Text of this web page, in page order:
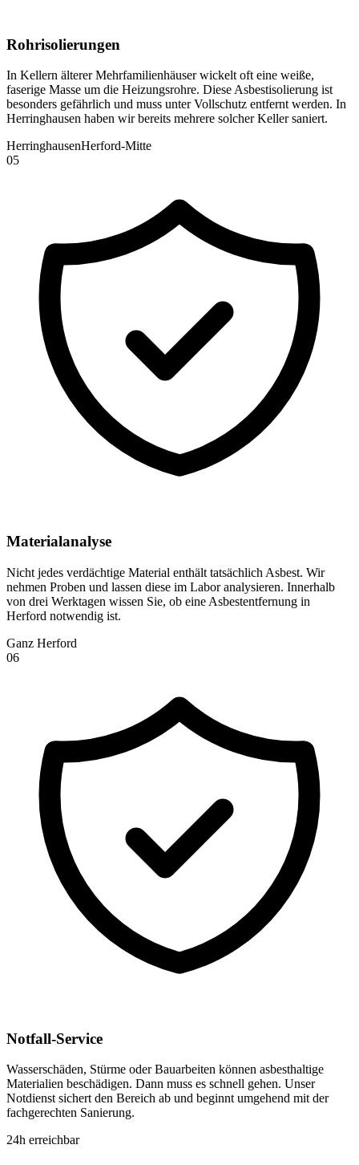
Rohrisolierungen
In Kellern älterer Mehrfamilienhäuser wickelt oft eine weiße,
faserige Masse um die Heizungsrohre. Diese Asbestisolierung ist
besonders gefährlich und muss unter Vollschutz entfernt werden. In
Herringhausen haben wir bereits mehrere solcher Keller saniert.
HerringhausenHerford-Mitte
05
Materialanalyse
Nicht jedes verdächtige Material enthält tatsächlich Asbest. Wir
nehmen Proben und lassen diese im Labor analysieren. Innerhalb
von drei Werktagen wissen Sie, ob eine Asbestentfernung in
Herford notwendig ist.
Ganz Herford
06
Notfall-Service
Wasserschäden, Stürme oder Bauarbeiten können asbesthaltige
Materialien beschädigen. Dann muss es schnell gehen. Unser
Notdienst sichert den Bereich ab und beginnt umgehend mit der
fachgerechten Sanierung.
24h erreichbar